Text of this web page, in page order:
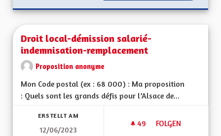
Droit local-démission salarié-
indemnisation-remplacement
Proposition anonyme
Mon Code postal (ex : 68 000) : Ma proposition
: Quels sont les grands défis pour l’Alsace de...
ERSTELLT AM
12/06/2023
49 49 FOLLOWER
FOLGEN
DROIT LOCAL-